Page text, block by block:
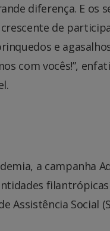
diferença. E os
de
e
com vocês!”,
a campanha
Assistência Social